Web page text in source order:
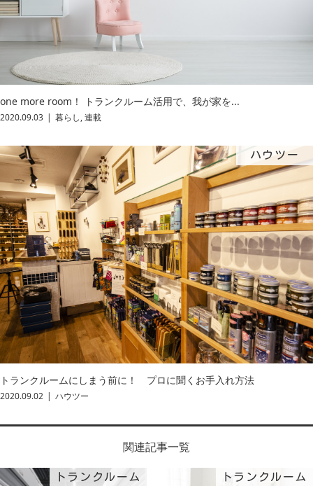
one more room！ トランクルーム活用で、我が家を...
2020.09.03 暮らし,連載
ハウツー
トランクルームにしまう前に！ プロに聞くお手入れ方法
2020.09.02 ハウツー
関連記事一覧
トランクルーム トランクルーム